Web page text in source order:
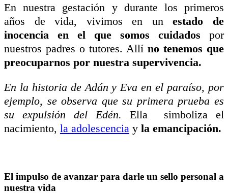
En nuestra gestación y durante los primeros
años de vida, vivimos en unestado de
inocencia en el que somos cuidados por
nuestros padres o tutores. Allí no tenemos que
preocuparnos por nuestra supervivencia.
En la historia de Adán y Eva en el paraíso, por
ejemplo, se observa que su primera prueba es
su expulsión del Edén. Ella simboliza el
nacimiento, la adolescencia y la emancipación.
El impulso de avanzar para darle un sello personal a
nuestra vida